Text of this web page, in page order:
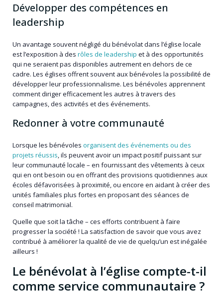
Développer des compétences en
leadership
Un avantage souvent négligé du bénévolat dans l’église locale
est l’exposition à des rôles de leadership et à des opportunités
qui ne seraient pas disponibles autrement en dehors de ce
cadre. Les églises offrent souvent aux bénévoles la possibilité de
développer leur professionnalisme. Les bénévoles apprennent
comment diriger efficacement les autres à travers des
campagnes, des activités et des événements.
Redonner à votre communauté
Lorsque les bénévoles organisent des événements ou des
projets réussis, ils peuvent avoir un impact positif puissant sur
leur communauté locale – en fournissant des vêtements à ceux
qui en ont besoin ou en offrant des provisions quotidiennes aux
écoles défavorisées à proximité, ou encore en aidant à créer des
unités familiales plus fortes en proposant des séances de
conseil matrimonial.
Quelle que soit la tâche – ces efforts contribuent à faire
progresser la société ! La satisfaction de savoir que vous avez
contribué à améliorer la qualité de vie de quelqu’un est inégalée
ailleurs !
Le bénévolat à l’église compte-t-il
comme service communautaire ?